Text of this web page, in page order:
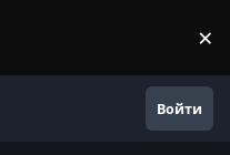
×
Войти